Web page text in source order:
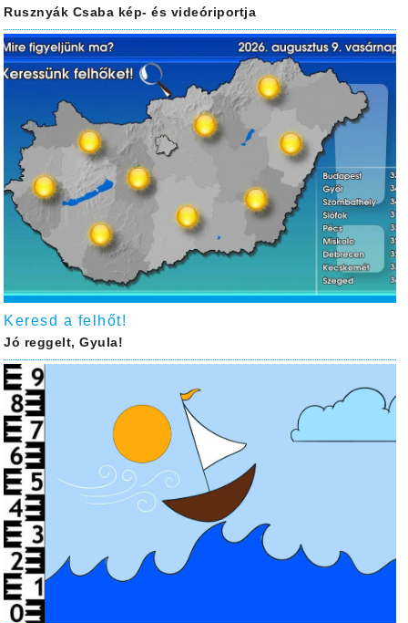
Rusznyák Csaba kép- és videóriportja
Keresd a felhőt!
Jó reggelt, Gyula!